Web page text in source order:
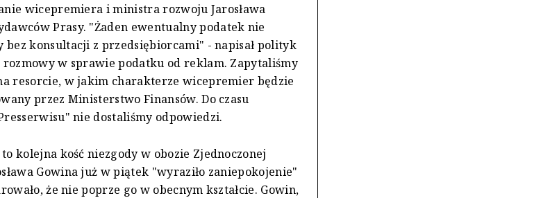
wicepremiera i ministra rozwoju Jarosława
Prasy. "Żaden ewentualny podatek nie
konsultacji z przedsiębiorcami" - napisał polityk
w sprawie podatku od reklam. Zapytaliśmy
resorcie, w jakim charakterze wicepremier będzie
przez Ministerstwo Finansów. Do czasu
nie dostaliśmy odpowiedzi.
kolejna kość niezgody w obozie Zjednoczonej
Gowina już w piątek "wyraziło zaniepokojenie"
że nie poprze go w obecnym kształcie. Gowin,